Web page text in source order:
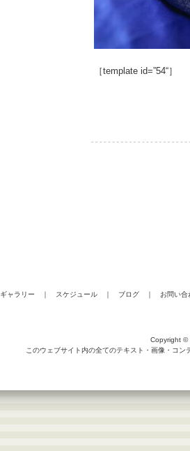
［template id=”54“］
ギャラリー ｜ スケジュール ｜ ブログ ｜ お問い合
Copyright ©
このウェブサイト内の全てのテキスト・画像・コ